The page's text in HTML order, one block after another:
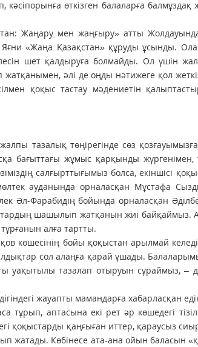
өткізген балаларға балмұздақ
Жаңару мен жаңғыру» атты
Яғни «Жаңа Қазақстан» құруды ұсынды.
шет қалдыруға болмайды. Ол үшін
әлі де оңды нәтижеге қол
қоқыс тас­тау мәдениетін
тазалық төңірегінде сөз
бағыттағы жұмыс қарқынды жүргенімен,
салғырттығымыз болса, екіншісі
ауданында орналасқан Мұстафа
Әл-Фарабидің бойында орналасқан
шашылып жатқанын жиі байқаймыз.
алға тартты.
көшесінің бойы қоқыстан арылмай
сол алаңға қарай ұшады.
уақытылы тазалап отыруын сұраймыз, –
жауапты мамандарға хабарласқан
тұрып, аптасына екі рет әр көшедегі
қоқыстарды қаңғыған иттер, қараусыз
Көбінесе ата-ана ойын баласын